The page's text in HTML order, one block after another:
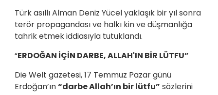
Türk asıllı Alman Deniz Yücel yaklaşık bir yıl sonra
terör propagandası ve halkı kin ve düşmanlığa
tahrik etmek iddiasıyla tutuklandı.
“ERDOĞAN İÇİN DARBE, ALLAH'IN BİR LÜTFU”
Die Welt gazetesi, 17 Temmuz Pazar günü
Erdoğan’ın“darbe Allah’ın bir lütfu” sözlerini